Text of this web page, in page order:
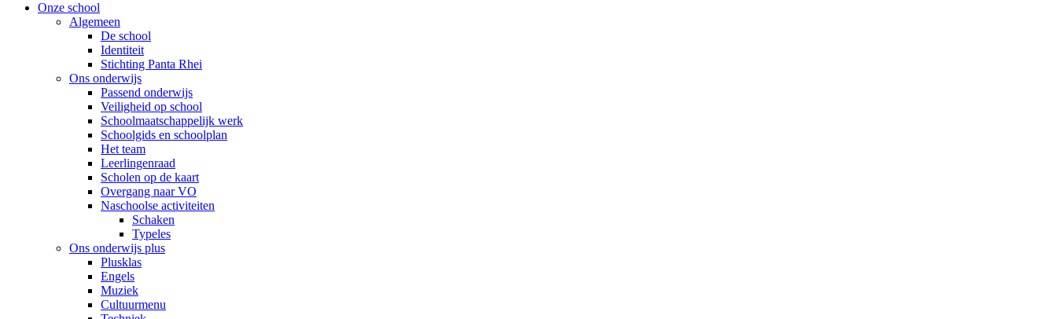
Onze school
Algemeen
De school
Identiteit
Stichting Panta Rhei
Ons onderwijs
Passend onderwijs
Veiligheid op school
Schoolmaatschappelijk werk
Schoolgids en schoolplan
Het team
Leerlingenraad
Scholen op de kaart
Overgang naar VO
Naschoolse activiteiten
Schaken
Typeles
Ons onderwijs plus
Plusklas
Engels
Muziek
Cultuurmenu